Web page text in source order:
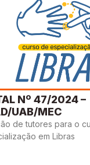
Nº 47/2024 –
UAB/MEC
de tutores para o
em Libras